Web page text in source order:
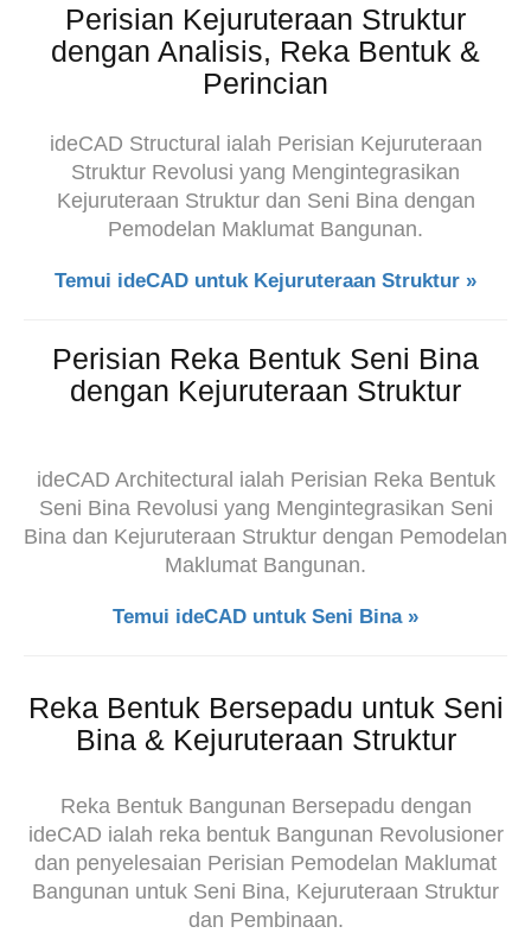
Perisian Kejuruteraan Struktur
dengan Analisis, Reka Bentuk &
Perincian
ideCAD Structural ialah Perisian Kejuruteraan
Struktur Revolusi yang Mengintegrasikan
Kejuruteraan Struktur dan Seni Bina dengan
Pemodelan Maklumat Bangunan.
Temui ideCAD untuk Kejuruteraan Struktur »
Perisian Reka Bentuk Seni Bina
dengan Kejuruteraan Struktur
ideCAD Architectural ialah Perisian Reka Bentuk
Seni Bina Revolusi yang Mengintegrasikan Seni
Bina dan Kejuruteraan Struktur dengan Pemodelan
Maklumat Bangunan.
Temui ideCAD untuk Seni Bina »
Reka Bentuk Bersepadu untuk Seni
Bina & Kejuruteraan Struktur
Reka Bentuk Bangunan Bersepadu dengan
ideCAD ialah reka bentuk Bangunan Revolusioner
dan penyelesaian Perisian Pemodelan Maklumat
Bangunan untuk Seni Bina, Kejuruteraan Struktur
dan Pembinaan.